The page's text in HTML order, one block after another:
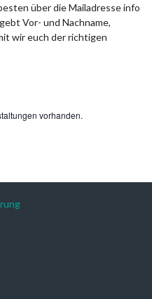
über die Mailadresse info
Vor- und Nachname,
wir euch der richtigen
vorhanden.